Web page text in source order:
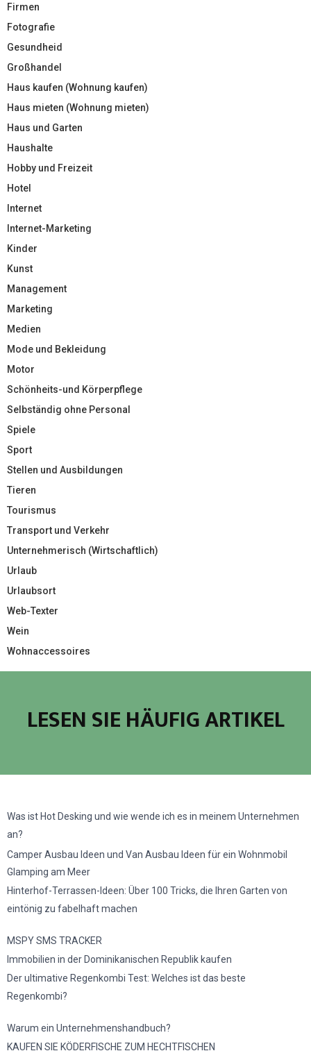
Firmen
Fotografie
Gesundheid
Großhandel
Haus kaufen (Wohnung kaufen)
Haus mieten (Wohnung mieten)
Haus und Garten
Haushalte
Hobby und Freizeit
Hotel
Internet
Internet-Marketing
Kinder
Kunst
Management
Marketing
Medien
Mode und Bekleidung
Motor
Schönheits-und Körperpflege
Selbständig ohne Personal
Spiele
Sport
Stellen und Ausbildungen
Tieren
Tourismus
Transport und Verkehr
Unternehmerisch (Wirtschaftlich)
Urlaub
Urlaubsort
Web-Texter
Wein
Wohnaccessoires
LESEN SIE HÄUFIG ARTIKEL
Was ist Hot Desking und wie wende ich es in meinem Unternehmen
an?
Camper Ausbau Ideen und Van Ausbau Ideen für ein Wohnmobil
Glamping am Meer
Hinterhof-Terrassen-Ideen: Über 100 Tricks, die Ihren Garten von
eintönig zu fabelhaft machen
MSPY SMS TRACKER
Immobilien in der Dominikanischen Republik kaufen
Der ultimative Regenkombi Test: Welches ist das beste
Regenkombi?
Warum ein Unternehmenshandbuch?
KAUFEN SIE KÖDERFISCHE ZUM HECHTFISCHEN